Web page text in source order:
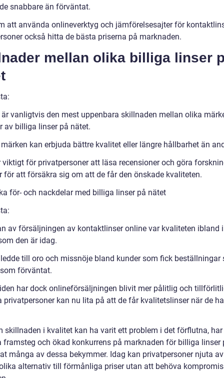
snabbare än förväntat.
att använda onlineverktyg och jämförelsesajter för
också hitta de bästa priserna på marknaden.
mellan olika billiga linser
vanligtvis den mest uppenbara skillnaden mellan olika
av billiga linser på nätet.
kan erbjuda bättre kvalitet eller längre hållbarhet än
viktigt för privatpersoner att läsa recensioner och göra
för att försäkra sig om att de får den önskade kvaliteten.
för- och nackdelar med billiga linser på nätet
av försäljningen av kontaktlinser online var kvaliteten ibland
den är idag.
till oro och missnöje bland kunder som fick beställningar
förväntat.
har dock onlineförsäljningen blivit mer pålitlig och
privatpersoner kan nu lita på att de får kvalitetslinser när de
skillnaden i kvalitet kan ha varit ett problem i det förflutna, har
framsteg och ökad konkurrens på marknaden för billiga linser
många av dessa bekymmer. Idag kan privatpersoner njuta
alternativ till förmånliga priser utan att behöva